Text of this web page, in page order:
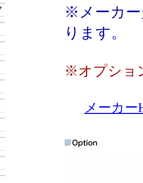
※メーカー
ります。
※オプショ
メーカー